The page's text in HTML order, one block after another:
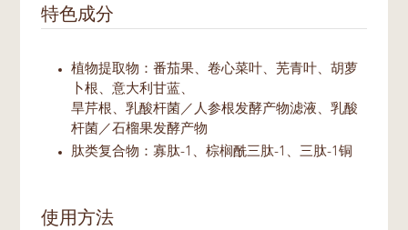
特色成分
植物提取物：番茄果、卷心菜叶、芜青叶、胡萝
卜根、意大利甘蓝、
旱芹根、乳酸杆菌／人参根发酵产物滤液、乳酸
杆菌／石榴果发酵产物
肽类复合物：寡肽-1、棕榈酰三肽-1、三肽-1铜
使用方法